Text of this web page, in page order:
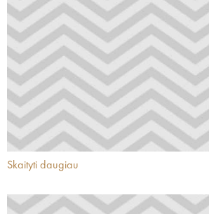
Skaityti daugiau